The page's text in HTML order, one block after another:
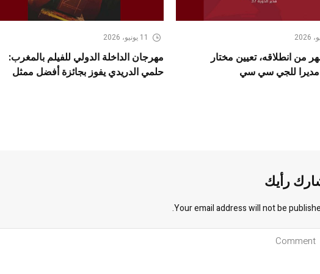
5 أشهر من انطلاقه، تعيين مختار
مديرا للجي سي سي
11 يونيو، 2026
مهرجان الداخلة الدولي للفيلم بالمغرب:
حلمي الدريدي يفوز بجائزة أفضل ممثل
رأيك
Your email address will not be